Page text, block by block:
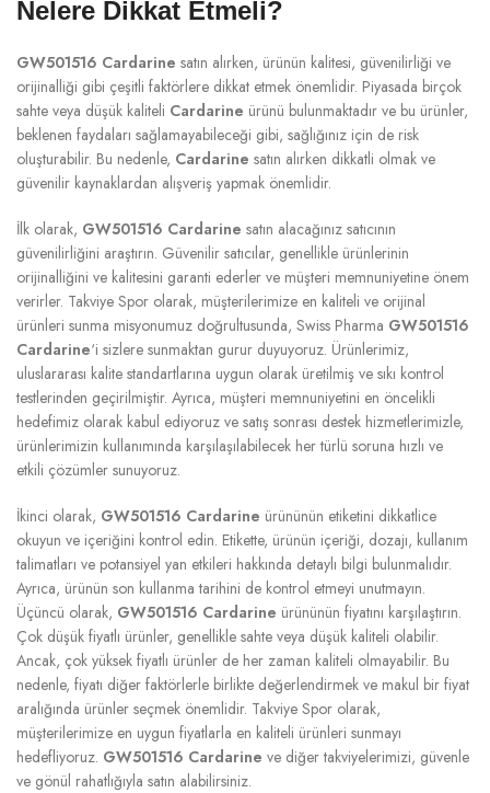
Nelere Dikkat Etmeli?
GW501516 Cardarine satın alırken, ürünün kalitesi, güvenilirliği ve
orijinalliği gibi çeşitli faktörlere dikkat etmek önemlidir. Piyasada birçok
sahte veya düşük kaliteli Cardarine ürünü bulunmaktadır ve bu ürünler,
beklenen faydaları sağlamayabileceği gibi, sağlığınız için de risk
oluşturabilir. Bu nedenle, Cardarine satın alırken dikkatli olmak ve
güvenilir kaynaklardan alışveriş yapmak önemlidir.
İlk olarak, GW501516 Cardarine satın alacağınız satıcının
güvenilirliğini araştırın. Güvenilir satıcılar, genellikle ürünlerinin
orijinalliğini ve kalitesini garanti ederler ve müşteri memnuniyetine önem
verirler. Takviye Spor olarak, müşterilerimize en kaliteli ve orijinal
ürünleri sunma misyonumuz doğrultusunda, Swiss Pharma GW501516
Cardarine‘i sizlere sunmaktan gurur duyuyoruz. Ürünlerimiz,
uluslararası kalite standartlarına uygun olarak üretilmiş ve sıkı kontrol
testlerinden geçirilmiştir. Ayrıca, müşteri memnuniyetini en öncelikli
hedefimiz olarak kabul ediyoruz ve satış sonrası destek hizmetlerimizle,
ürünlerimizin kullanımında karşılaşılabilecek her türlü soruna hızlı ve
etkili çözümler sunuyoruz.
İkinci olarak, GW501516 Cardarine ürününün etiketini dikkatlice
okuyun ve içeriğini kontrol edin. Etikette, ürünün içeriği, dozajı, kullanım
talimatları ve potansiyel yan etkileri hakkında detaylı bilgi bulunmalıdır.
Ayrıca, ürünün son kullanma tarihini de kontrol etmeyi unutmayın.
Üçüncü olarak, GW501516 Cardarine ürününün fiyatını karşılaştırın.
Çok düşük fiyatlı ürünler, genellikle sahte veya düşük kaliteli olabilir.
Ancak, çok yüksek fiyatlı ürünler de her zaman kaliteli olmayabilir. Bu
nedenle, fiyatı diğer faktörlerle birlikte değerlendirmek ve makul bir fiyat
aralığında ürünler seçmek önemlidir. Takviye Spor olarak,
müşterilerimize en uygun fiyatlarla en kaliteli ürünleri sunmayı
hedefliyoruz. GW501516 Cardarine ve diğer takviyelerimizi, güvenle
ve gönül rahatlığıyla satın alabilirsiniz.